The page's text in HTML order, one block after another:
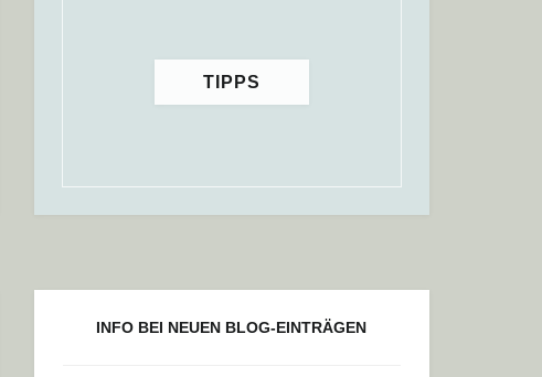
TIPPS
INFO BEI NEUEN BLOG-EINTRÄGEN